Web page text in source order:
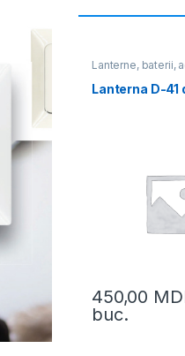
Lanterne, baterii,
Lanterna D-41
450,00
buc.